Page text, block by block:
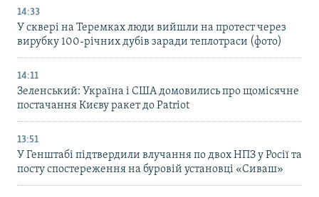
14:33
У сквері на Теремках люди вийшли на протест через
вирубку 100-річних дубів заради теплотраси (фото)
14:11
Зеленський: Україна і США домовились про щомісячне
постачання Києву ракет до Patriot
13:51
У Генштабі підтвердили влучання по двох НПЗ у Росії та
посту спостереження на буровій установці «Сиваш»